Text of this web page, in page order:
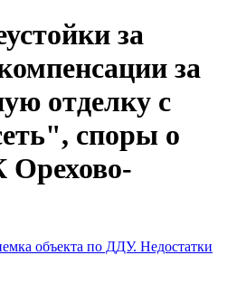
за
за
отделку с
споры о
объекта по ДДУ. Недостатки